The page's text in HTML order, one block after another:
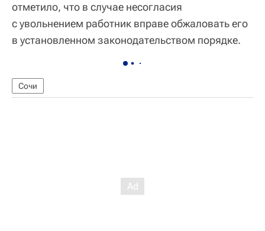
отметило, что в случае несогласия
с увольнением работник вправе обжаловать его
в установленном законодательством порядке.
Сочи